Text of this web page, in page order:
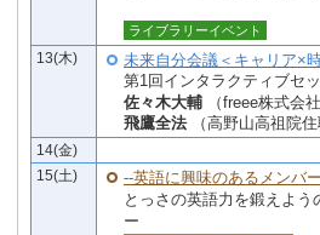
ライブラリーイベント
13(木)
未来自分会議＜キャリア×
第1回インタラクティブセ
佐々木大輔 （freee株式会
飛鷹全法 （高野山高祖院住
14(金)
15(土)
--英語に興味のあるメンバ
とっさの英語力を鍛えよ
ー